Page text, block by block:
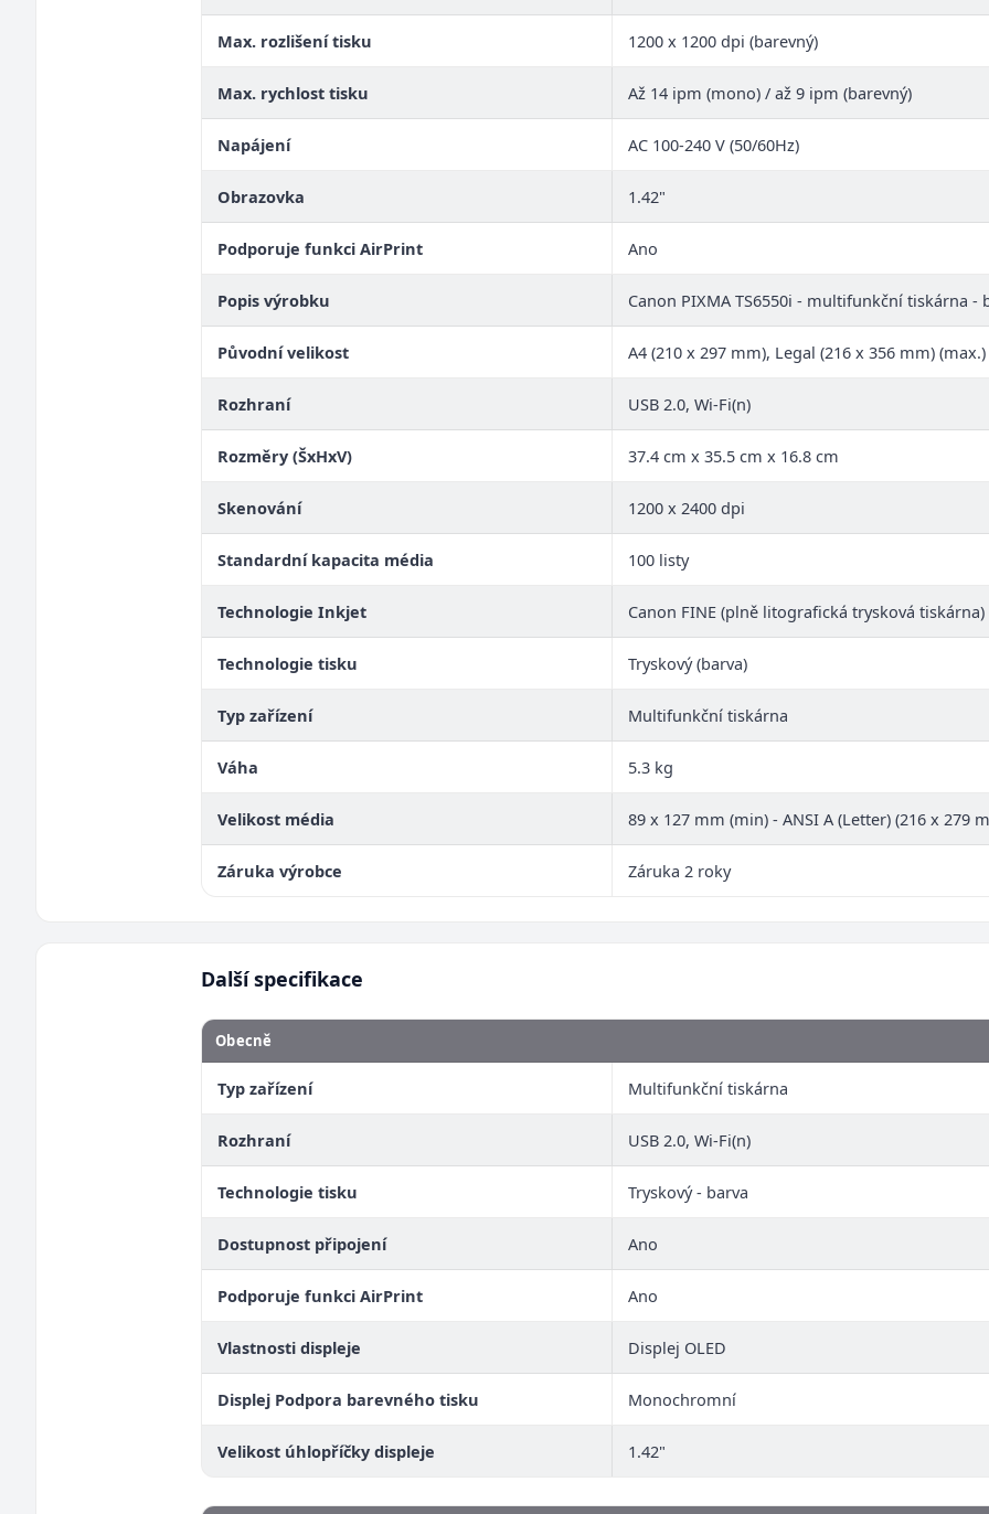
Max. rozlišení tisku 1200 x 1200 dpi (barevný)
Max. rychlost tisku Až 14 ipm (mono) / až 9 ipm (barevný)
Napájení AC 100-240 V (50/60Hz)
Obrazovka 1.42"
Podporuje funkci AirPrint Ano
Popis výrobku Canon PIXMA TS6550i - multifunkční tiskárna -
Původní velikost A4 (210 x 297 mm), Legal (216 x 356 mm) (max.)
Rozhraní USB 2.0, Wi-Fi(n)
Rozměry (ŠxHxV) 37.4 cm x 35.5 cm x 16.8 cm
Skenování 1200 x 2400 dpi
Standardní kapacita média 100 listy
Technologie Inkjet Canon FINE (plně litografická trysková
Technologie tisku Tryskový (barva)
Typ zařízení Multifunkční tiskárna
Váha 5.3 kg
Velikost média 89 x 127 mm (min) - ANSI A (Letter) (216 x 279
Záruka výrobce Záruka 2 roky
Další specifikace
Obecně
Typ zařízení Multifunkční tiskárna
Rozhraní USB 2.0, Wi-Fi(n)
Technologie tisku Tryskový - barva
Dostupnost připojení Ano
Podporuje funkci AirPrint Ano
Vlastnosti displeje Displej OLED
Displej Podpora barevného tisku Monochromní
Velikost úhlopříčky displeje 1.42"